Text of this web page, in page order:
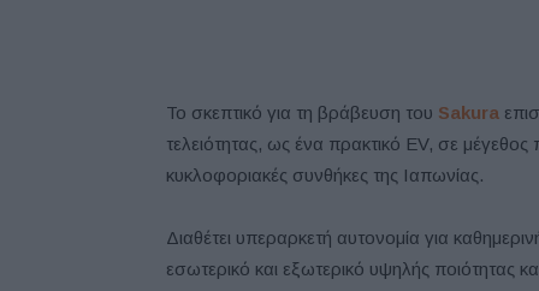
Το σκεπτικό για τη βράβευση του Sakura
τελειότητας, ως ένα πρακτικό EV, σε
κυκλοφοριακές συνθήκες της Ιαπωνίας.
Διαθέτει υπεραρκετή αυτονομία για
εσωτερικό και εξωτερικό υψηλής ποιότητας